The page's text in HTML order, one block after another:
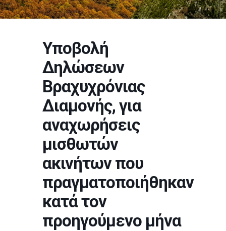
Υποβολή
Δηλώσεων
Βραχυχρόνιας
Διαμονής, για
αναχωρήσεις
μισθωτών
ακινήτων που
πραγματοποιήθηκαν
κατά τον
προηγούμενο μήνα